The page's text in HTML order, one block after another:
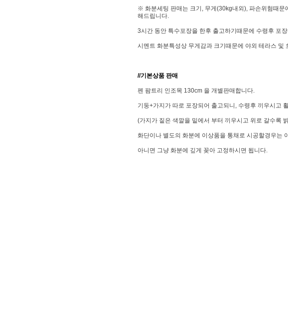
※ 화분세팅 판매는 크기, 무게(30kg내외), 파손위험때문
해드립니다.
3시간 동안 특수포장을 한후 출고하기때문에 수령후 포
시멘트 화분특성상 무게감과 크기때문에 야외 테라스 및
//기본상품 판매
펜 팜트리 인조목 130cm 을 개별판매합니다.
기둥+가지가 따로 포장되어 출고되니, 수령후 끼우시고
(가지가 짙은 색깔을 밑에서 부터 끼우시고 위로 갈수록
화단이나 별도의 화분에 이상품을 통채로 시공할경우는
아니면 그냥 화분에 깊게 꽂아 고정하시면 됩니다.